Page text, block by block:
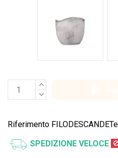
Riferimento
SPEDIZIONE VELOCE